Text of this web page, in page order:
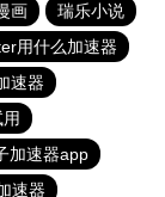
画
瑞乐小说
用什么加速器
速器
加速器app
速器